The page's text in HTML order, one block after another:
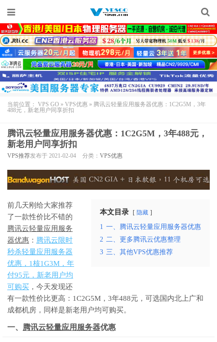
当前位置： VPS GO » VPS优惠 » 腾讯云轻量应用服务器优惠：1C2G5M，3年
488元，新老用户同享折扣
腾讯云轻量应用服务器优惠：1C2G5M，3年488元，
新老用户同享折扣
VPS推荐发布于 2021-02-04 分类： VPS优惠
本文目录 隐藏
1 一、腾讯云轻量应用服务器优惠
2 二、更多腾讯云优惠整理
3 三、其他VPS优惠推荐
前几天刚给大家推荐
了一款性价比不错的
腾讯云轻量应用服务
器优惠 ： 腾讯云限时
秒杀轻量应用服务器
优惠，1核1G3M，年
付95元，新老用户均
可购买 ，今天发现还
有一款性价比更高：1C2G5M，3年488元，可选国内北上广和
成都机房，同样是新老用户均可购买。
一、 腾讯云轻量应用服务器优惠